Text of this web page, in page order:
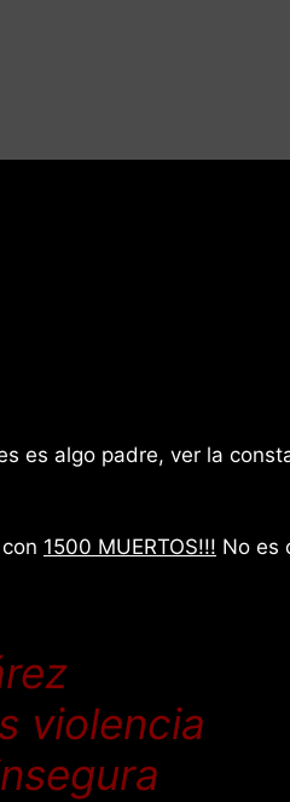
es algo padre, ver la
1500 MUERTOS!!! No es
violencia